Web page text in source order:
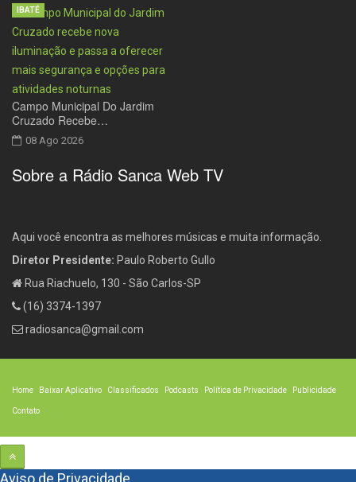
Campo Municipal Do Jardim
Cruzado Recebe…
08 Ago 2026
IBATÉ
Sobre a Rádio Sanca Web TV
Aqui você encontra as melhores músicas e muita informação.
Diretor Presidente: Paulo Roberto Gullo
Rua Riachuelo, 130 - São Carlos-SP
(16) 3374-1397
radiosanca@gmail.com
Home Baixar Aplicativo Classificados Podcasts Política de Privacidade Publicidade
Contato
Aviso de Privacidade